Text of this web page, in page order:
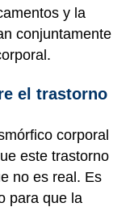
y la
conjuntamente
el trastorno
corporal
este trastorno
no es real. Es
para que la